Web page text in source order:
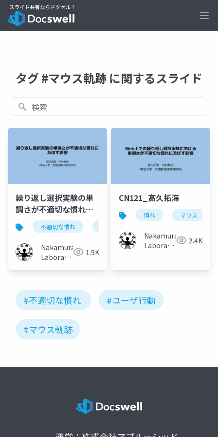
タグ #マウス軌跡 に関するスライド
検索
繰り返し選択実験の単
調さが不適切な慣れに
及ぼす影響不適切な慣れ
Nakamura
Laboratory
1.9K
CN121_髙久拓海
慣れ マウス
Nakamura
Laboratory
2.4K
#不適切な慣れ #ユーザ行動
#マウス軌跡